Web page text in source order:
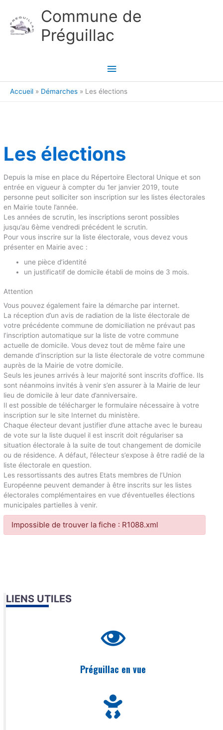
Commune de
Préguillac
Menu
principal
Accueil Démarches Les élections
Les élections
Depuis la mise en place du Répertoire Electoral Unique et son
entrée en vigueur à compter du 1er janvier 2019, toute
personne peut solliciter son inscription sur les listes électorales
en Mairie toute l’année.
Les années de scrutin, les inscriptions seront possibles
jusqu’au 6ème vendredi précédent le scrutin.
Pour vous inscrire sur la liste électorale, vous devez vous
présenter en Mairie avec :
une pièce d’identité
un justificatif de domicile établi de moins de 3 mois.
Attention
Vous pouvez également faire la démarche par internet.
La réception d’un avis de radiation de la liste électorale de
votre précédente commune de domiciliation ne prévaut pas
l’inscription automatique sur la liste de votre commune
actuelle de domicile. Vous devez tout de même faire une
demande d’inscription sur la liste électorale de votre commune
auprès de la Mairie de votre domicile.
Seuls les jeunes arrivés à leur majorité sont inscrits d’office. Ils
sont néanmoins invités à venir s’en assurer à la Mairie de leur
lieu de domicile à leur date d’anniversaire.
Il est possible de télécharger le formulaire nécessaire à votre
inscription sur le site Internet du ministère.
Chaque électeur devant justifier d’une attache avec le bureau
de vote sur la liste duquel il est inscrit doit régulariser sa
situation électorale à la suite de tout changement de domicile
ou de résidence. A défaut, l’électeur s’expose à être radié de la
liste électorale en question.
Les ressortissants des autres Etats membres de l’Union
Européenne peuvent demander à être inscrits sur les listes
électorales complémentaires en vue d’éventuelles élections
municipales partielles à venir.
Impossible de trouver la fiche : R1088.xml
LIENS UTILES
Préguillac en vue